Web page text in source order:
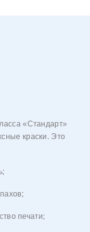
«Стандарт»
краски. Это
печати;